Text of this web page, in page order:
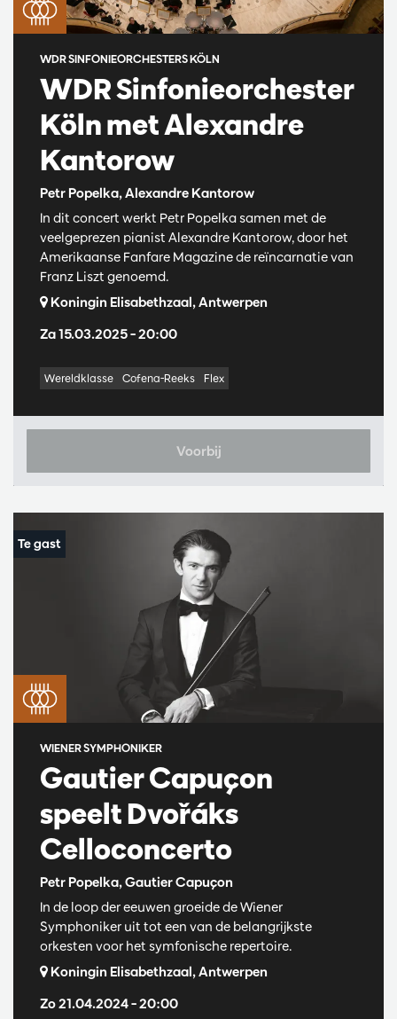
WDR Sinfonieorchester
Köln met Alexandre
Kantorow
Petr Popelka, Alexandre Kantorow
WDR SINFONIEORCHESTERS KÖLN
Za 15.03.2025– 20:00
In dit concert werkt Petr Popelka samen met de
veelgeprezen pianist Alexandre Kantorow, door het
Amerikaanse Fanfare Magazine de reïncarnatie van
Franz Liszt genoemd.
Koningin Elisabethzaal, Antwerpen
Wereldklasse Cofena-Reeks Flex
Voorbij
Gautier Capuçon
speelt Dvořáks
Celloconcerto
Petr Popelka, Gautier Capuçon
WIENER SYMPHONIKER
Zo 21.04.2024– 20:00
In de loop der eeuwen groeide de Wiener
Symphoniker uit tot een van de belangrijkste
orkesten voor het symfonische repertoire.
Koningin Elisabethzaal, Antwerpen